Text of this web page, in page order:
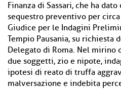
Finanza di Sassari, che ha
sequestro preventivo per
Giudice per le Indagini
Tempio Pausania, su richiesta
Delegato di Roma. Nel
due soggetti, zio e nipote,
ipotesi di reato di truffa
malversazione e indebita